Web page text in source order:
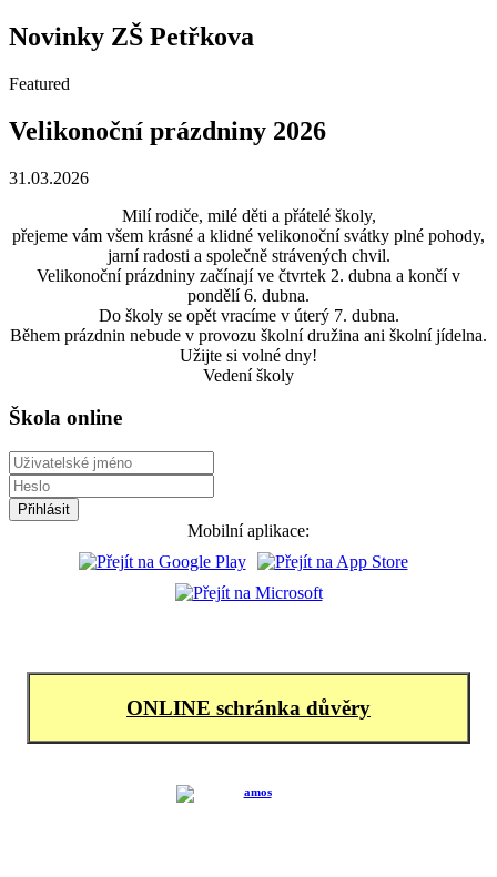
Novinky ZŠ Petřkova
Featured
Velikonoční prázdniny 2026
31.03.2026
Milí rodiče, milé děti a přátelé školy,
přejeme vám všem krásné a klidné velikonoční svátky plné pohody,
jarní radosti a společně strávených chvil.
Velikonoční prázdniny začínají ve čtvrtek 2. dubna a končí v
pondělí 6. dubna.
Do školy se opět vracíme v úterý 7. dubna.
Během prázdnin nebude v provozu školní družina ani školní jídelna.
Užijte si volné dny!
Vedení školy
Škola online
Mobilní aplikace:
ONLINE schránka důvěry